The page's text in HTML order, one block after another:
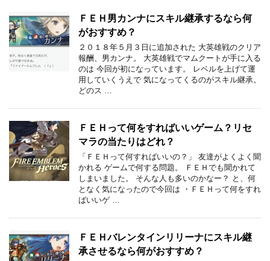
ＦＥＨ男カンナにスキル継承するなら何
がおすすめ？
２０１８年５月３日に追加された 大英雄戦のクリア
報酬、男カンナ。 大英雄戦でマムクートが手に入る
のは 今回が初になっています。 レベルを上げて運
用していくうえで 気になってくるのがスキル継承。
どのス …
ＦＥＨって何をすればいいゲーム？リセ
マラの当たりはどれ？
「ＦＥＨって何すればいいの？」 友達がよくよく聞
かれる ゲームで何する問題。 ＦＥＨでも聞かれて
しまいました。 そんな人も多いのかなー？ と、何
となく気になったので今回は ・ＦＥＨって何をすれ
ばいいゲ …
ＦＥＨバレンタインリリーナにスキル継
承させるなら何がおすすめ？